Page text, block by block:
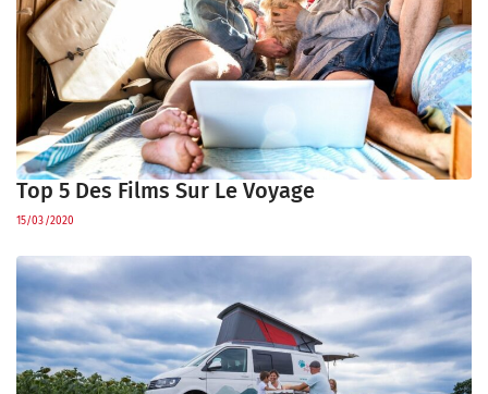
Top 5 Des Films Sur Le Voyage
15/03/2020